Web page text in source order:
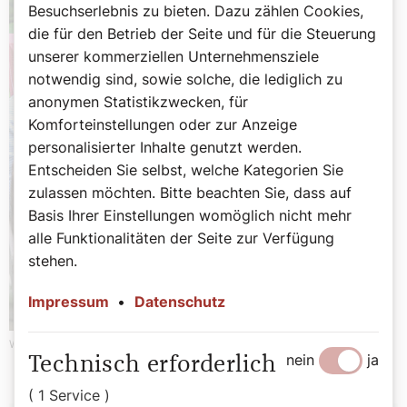
Werbung
Besuchserlebnis zu bieten. Dazu zählen Cookies,
die für den Betrieb der Seite und für die Steuerung
unserer kommerziellen Unternehmensziele
notwendig sind, sowie solche, die lediglich zu
anonymen Statistikzwecken, für
Komforteinstellungen oder zur Anzeige
personalisierter Inhalte genutzt werden.
Entscheiden Sie selbst, welche Kategorien Sie
zulassen möchten. Bitte beachten Sie, dass auf
Basis Ihrer Einstellungen womöglich nicht mehr
alle Funktionalitäten der Seite zur Verfügung
stehen.
Impressum • Datenschutz
Technisch erforderlich
( 1 Service )
nein ja